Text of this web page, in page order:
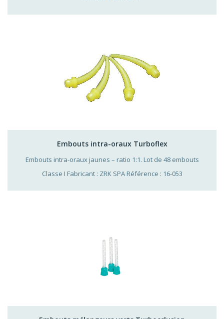
Embouts intra-oraux Turboflex
Embouts intra-oraux jaunes – ratio 1:1. Lot de 48 embouts
Classe I Fabricant : ZRK SPA Référence : 16-053